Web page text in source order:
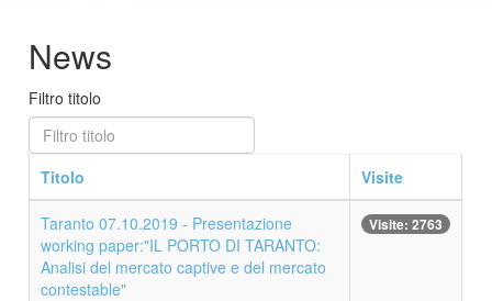
News
Filtro titolo
Titolo Visite
Taranto 07.10.2019 - Presentazione
working paper:"IL PORTO DI TARANTO:
Analisi del mercato captive e del mercato
contestable"
Visite: 2763